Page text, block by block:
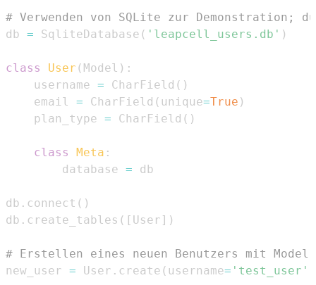
# Verwenden von SQLite zur
db = SqliteDatabase ( 'leapcell_users.db' )
class User ( Model ) :
    username
= CharField ( )
    email
= CharField ( unique=True )
    plan_type
= CharField ( )
class Meta :
        database
=
db . connect ( )
db . create_tables ( [ User ] )
# Erstellen eines neuen Benutzers mit
new_user = User . create ( username= 'test_user'